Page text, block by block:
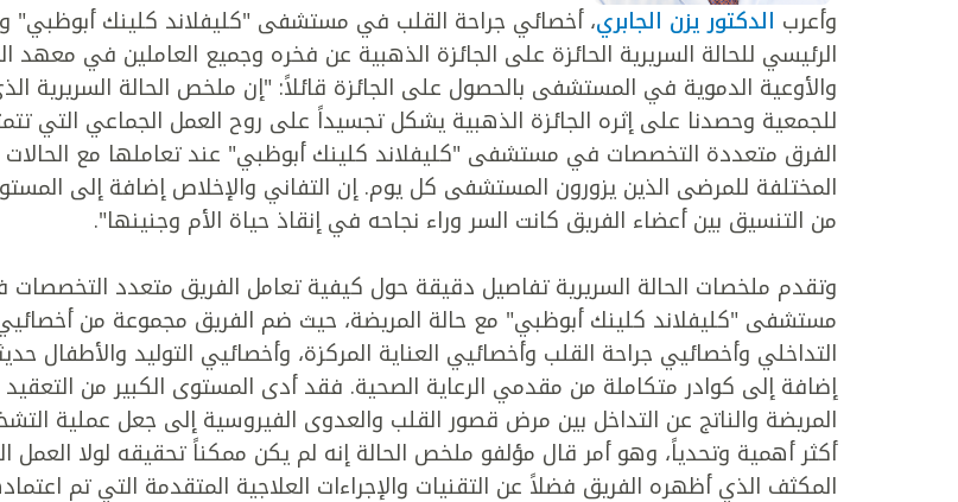
وأعرب الدكتور يزن الجابري، أخصائي جراحة القلب في مستشفى "كليفلاند كلينك أبوظبي"
الرئيسي للحالة السريرية الحائزة على الجائزة الذهبية عن فخره وجميع العاملين في معهد
والأوعية الدموية في المستشفى بالحصول على الجائزة قائلاً: "إن ملخص الحالة السريرية
للجمعية وحصدنا على إثره الجائزة الذهبية يشكل تجسيداً على روح العمل الجماعي التي
الفرق متعددة التخصصات في مستشفى "كليفلاند كلينك أبوظبي" عند تعاملها مع الحالات
المختلفة للمرضى الذين يزورون المستشفى كل يوم. إن التفاني والإخلاص إضافة إلى
من التنسيق بين أعضاء الفريق كانت السر وراء نجاحه في إنقاذ حياة الأم وجنينها".
وتقدم ملخصات الحالة السريرية تفاصيل دقيقة حول كيفية تعامل الفريق متعدد
مستشفى "كليفلاند كلينك أبوظبي" مع حالة المريضة، حيث ضم الفريق مجموعة من
التداخلي وأخصائيي جراحة القلب وأخصائيي العناية المركزة، وأخصائيي التوليد والأطفال
إضافة إلى كوادر متكاملة من مقدمي الرعاية الصحية. فقد أدى المستوى الكبير من
المريضة والناتج عن التداخل بين مرض قصور القلب والعدوى الفيروسية إلى جعل عملية
أكثر أهمية وتحدياً، وهو أمر قال مؤلفو ملخص الحالة إنه لم يكن ممكناً تحقيقه لولا العمل
المكثف الذي أظهره الفريق فضلاً عن التقنيات والإجراءات العلاجية المتقدمة التي تم